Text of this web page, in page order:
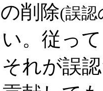
削除(誤認
。従っ
れが誤